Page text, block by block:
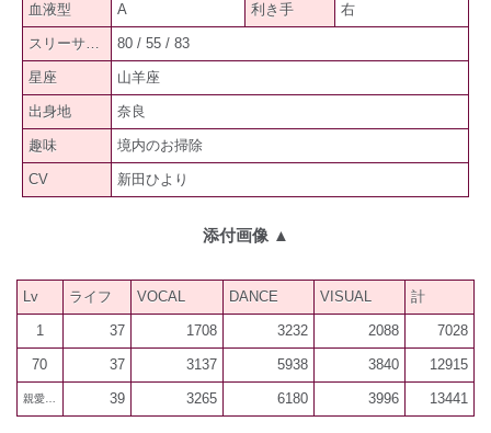
血液型 A 利き手 右
スリーサイズ 80 / 55 / 83
星座 山羊座
出身地 奈良
趣味 境内のお掃除
CV 新田ひより
添付画像 ▲
Lv ライフ VOCAL DANCE VISUAL 計
1 37 1708 3232 2088 7028
70 37 3137 5938 3840 12915
親愛300 39 3265 6180 3996 13441